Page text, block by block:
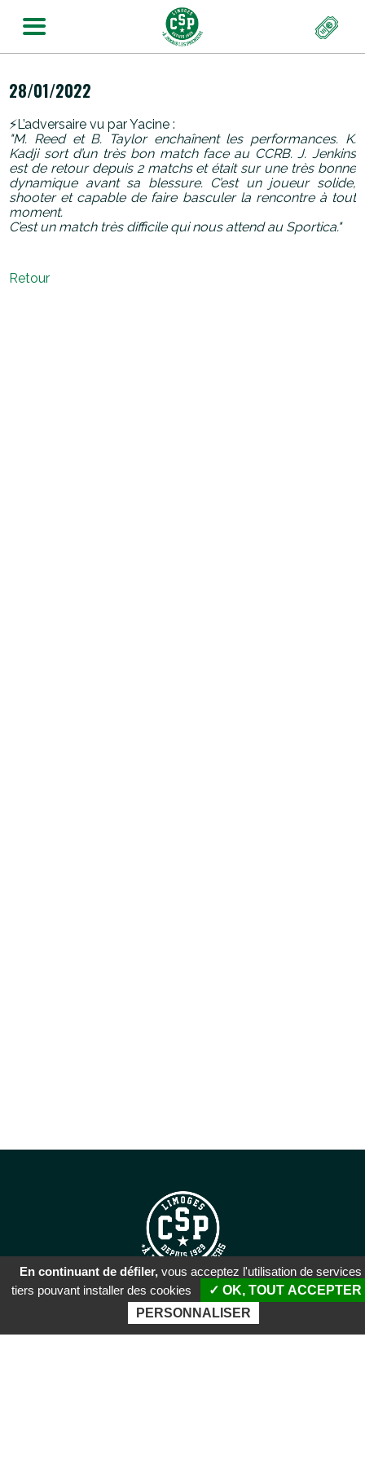
28/01/2022
⚡️L’adversaire vu par Yacine :
"M. Reed et B. Taylor enchaînent les performances. K.
Kadji sort d’un très bon match face au CCRB. J. Jenkins
est de retour depuis 2 matchs et était sur une très bonne
dynamique avant sa blessure. C’est un joueur solide,
shooter et capable de faire basculer la rencontre à tout
moment.
C’est un match très difficile qui nous attend au Sportica."
Retour
SIÈGE SOCIAL
51 rue Descartes
En continuant de défiler, vous acceptez l'utilisation de services
tiers pouvant installer des cookies
✓ OK, TOUT ACCEPTER
PERSONNALISER